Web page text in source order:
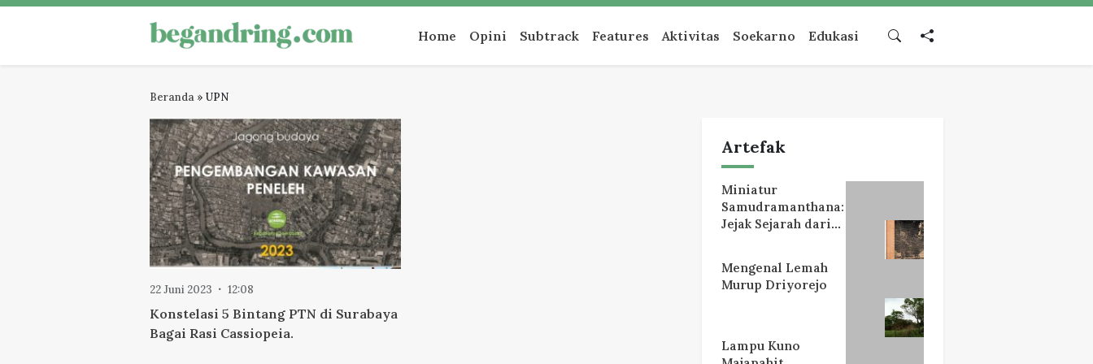
Skip
Begandring
Menjaga ingatan untuk masa depan Home Opini Subtrack Features Aktivitas Soekarno Edukasi
Beranda » UPN
22 Juni 2023 12:08
Konstelasi 5 Bintang PTN di Surabaya
Bagai Rasi Cassiopeia.
Artefak
Miniatur
Samudramanthana:
Jejak Sejarah dari
Mengenal Lemah
Murup Driyorejo
Lampu Kuno